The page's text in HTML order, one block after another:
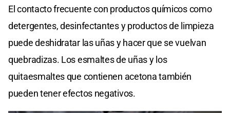
El contacto frecuente con productos químicos como
detergentes, desinfectantes y productos de limpieza
puede deshidratar las uñas y hacer que se vuelvan
quebradizas. Los esmaltes de uñas y los
quitaesmaltes que contienen acetona también
pueden tener efectos negativos.